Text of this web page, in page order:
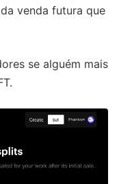
venda futura que
se alguém mais